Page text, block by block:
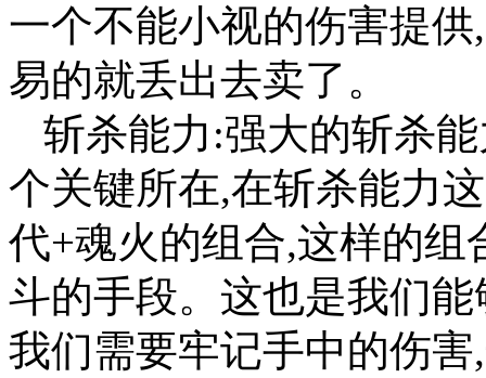
一个不能小视的伤害提
易的就丢出去卖了。
斩杀能力:强大的斩杀
个关键所在,在斩杀能力
代+魂火的组合,这样的
斗的手段。这也是我们
我们需要牢记手中的伤